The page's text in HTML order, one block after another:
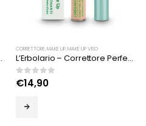
Caramello
CORRETTORE,MAKE UP,MAKE UP VISO
L’Erbolario – Correttore Perfezionante tonalità Miele
0Su 5
€14,90